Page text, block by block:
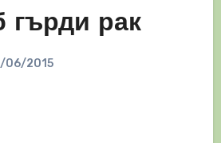
гърди рак
06/2015